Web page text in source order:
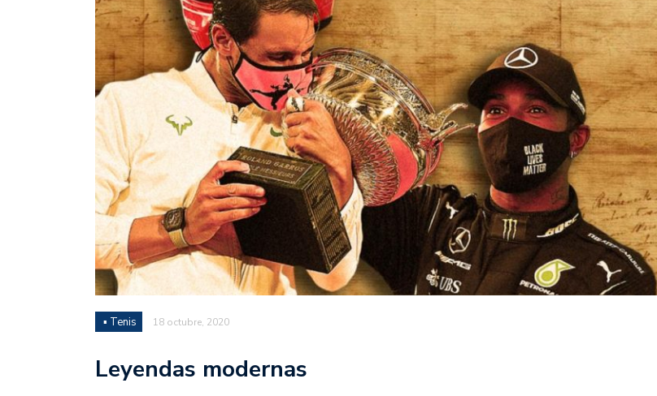
en la historia grande del club”
Nicolás Otamendi regresa al fútbol argentino después de 16 años: del orgullo
de Vélez a la pasión por River
Boca ganó con lo justo ante O’Higgins gracias a la jerarquía de Paredes: una
diferencia y un juego que no dan paz para ir a Rancagua
El Nacional de Clubes A llega a Córdoba con el histórico regreso de Diego
Simonet
Lista de la selección femenina de Argentina para la Copa Mundial de Hockey FIH
2026
Lista de la selección masculina de Argentina para la Copa Mundial de Hockey
Sudamericana
▪ Tenis 18 octubre, 2020
Leyendas modernas